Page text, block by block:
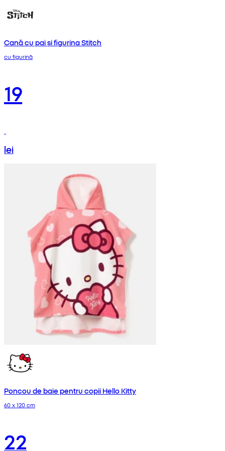
Cană cu pai și figurina Stitch
cu figurină
19
lei
Poncou de baie pentru copii Hello Kitty
60 x 120 cm
22